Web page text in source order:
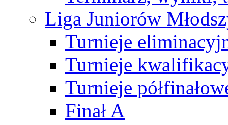
Liga Juniorów
Turnieje
Turnieje
Turnieje
Finał A